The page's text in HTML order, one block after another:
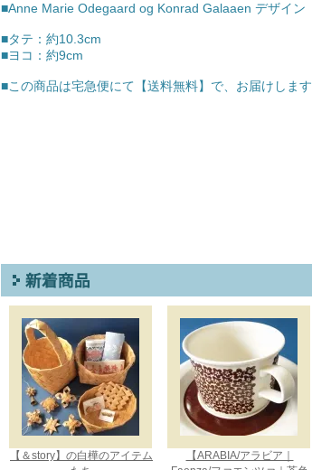
■Anne Marie Odegaard og Konrad Galaaen デザイン
■タテ：約10.3cm
■ヨコ：約9cm
■この商品は宅急便にて【送料無料】で、お届けします
【＆story】の白樺のアイテム
【ARABIA/アラビア｜